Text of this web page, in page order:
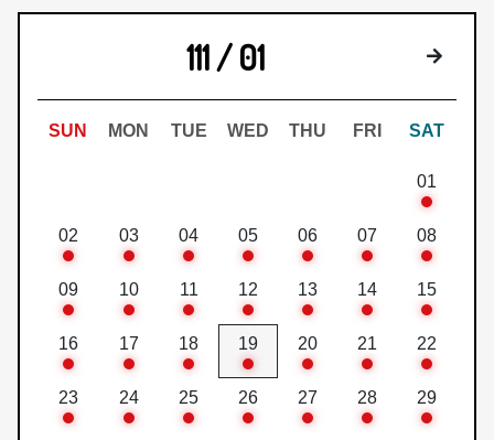
111 / 01 下個月
SUN MON TUE WED THU FRI SAT
01
02 03 04 05 06 07 08
09 10 11 12 13 14 15
16 17 18 19 20 21 22
23 24 25 26 27 28 29